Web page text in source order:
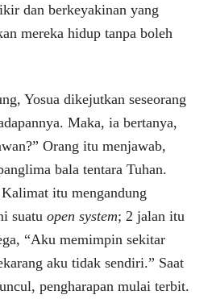
dan berkeyakinan yang
mereka hidup tanpa boleh
Yosua dikejutkan seseorang
Maka, ia bertanya,
Orang itu menjawab,
bala tentara Tuhan.
itu mengandung
suatu open system; 2 jalan itu
“Aku memimpin sekitar
aku tidak sendiri.” Saat
pengharapan mulai terbit.